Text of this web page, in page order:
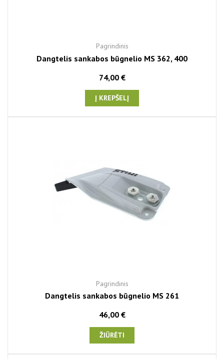
Pagrindinis
Dangtelis sankabos būgnelio MS 362, 400
74,00 €
Į KREPŠELĮ
Pagrindinis
Dangtelis sankabos būgnelio MS 261
46,00 €
ŽIŪRĖTI